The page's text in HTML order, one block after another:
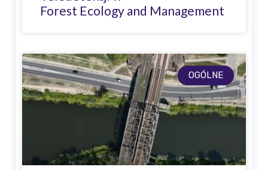
Forest Ecology and Management
OGÓLNE